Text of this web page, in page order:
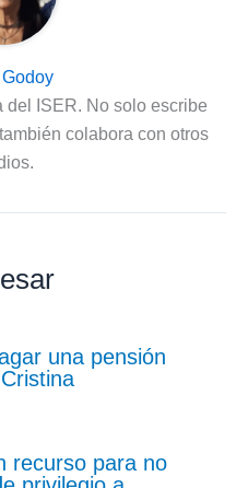
ISER. No solo escribe
colabora con otros
una pensión
recurso para no